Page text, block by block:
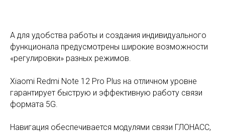
А для удобства работы и создания индивидуального
функционала предусмотрены широкие возможности
«регулировки» разных режимов.
Xiaomi Redmi Note 12 Pro Plus на отличном уровне
гарантирует быструю и эффективную работу связи
формата 5G.
Навигация обеспечивается модулями связи ГЛОНАСС,